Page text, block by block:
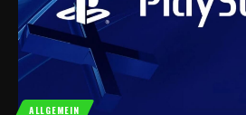
ALLGEMEIN